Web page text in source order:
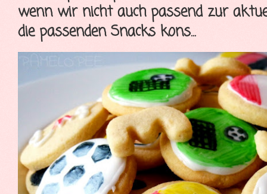
wenn wir nicht auch passend zur
die passenden Snacks kons...